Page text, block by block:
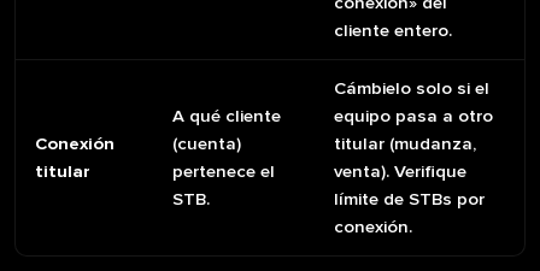
cliente entero.
Conexión
titular
A qué cliente
(cuenta)
pertenece el
STB.
Cámbielo solo si el
equipo pasa a otro
titular (mudanza,
venta). Verifique
límite de STBs por
conexión.